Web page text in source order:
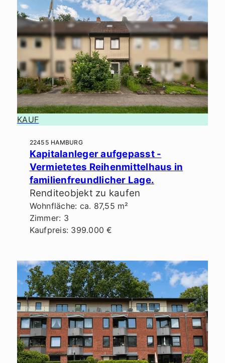
KAUF
22455 HAMBURG
Kapitalanleger aufgepasst -
Vermietetes Reihenmittelhaus in
familienfreundlicher Lage.
Renditeobjekt zu kaufen
Wohnfläche: ca. 87,55 m²
Zimmer: 3
Kaufpreis: 399.000 €